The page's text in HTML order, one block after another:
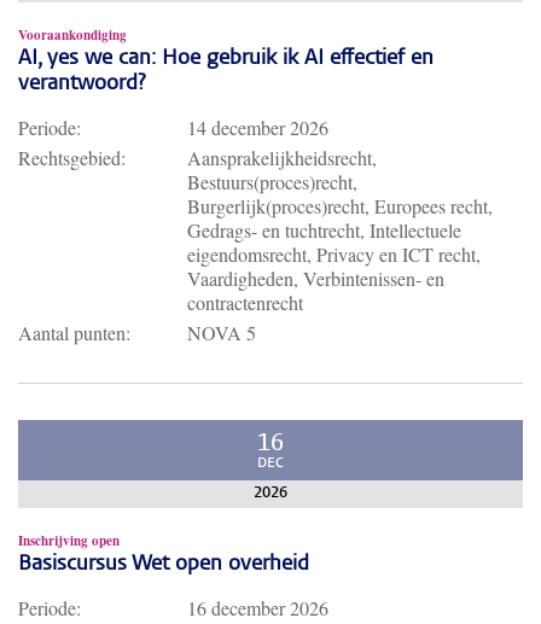
Vooraankondiging
AI, yes we can: Hoe gebruik ik AI effectief en
verantwoord?
Periode:
14 december 2026
Rechtsgebied:
Aansprakelijkheidsrecht,
Bestuurs(proces)recht,
Burgerlijk(proces)recht, Europees recht,
Gedrags- en tuchtrecht, Intellectuele
eigendomsrecht, Privacy en ICT recht,
Vaardigheden, Verbintenissen- en
contractenrecht
Aantal punten:
NOVA 5
16
DEC
2026
Inschrijving open
Basiscursus Wet open overheid
Periode:
16 december 2026